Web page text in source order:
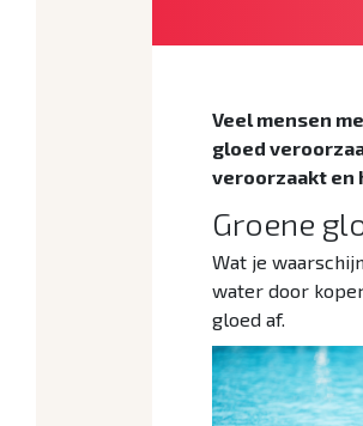
Veel mensen
gloed
veroorzaakt en
Groene
Wat je
water door
gloed af.